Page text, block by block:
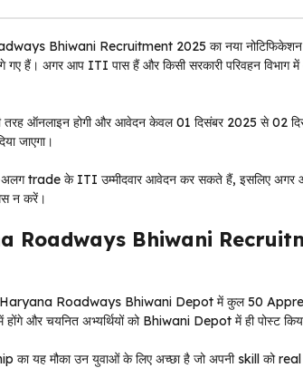
Bhiwani Recruitment 2025 का नया
गए हैं। अगर आप ITI पास हैं और किसी सरकारी परिवहन विभाग
तरह ऑनलाइन होगी और आवेदन केवल 01 दिसंबर 2025 से 02
जाएगा।
अलग trade के ITI उम्मीदवार आवेदन कर सकते हैं, इसलिए अगर
न करें।
Roadways Bhiwani
Haryana Roadways Bhiwani Depot में कुल 50
और चयनित अभ्यर्थियों को Bhiwani Depot में ही पोस्ट
का यह मौका उन युवाओं के लिए अच्छा है जो अपनी skill को